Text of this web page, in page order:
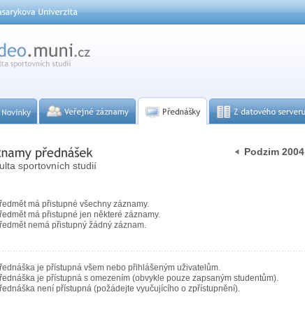
sportovních studií
Podzim 2004
má přistupné všechny záznamy.
má přistupné jen některé záznamy.
nemá přistupný žádný záznam.
je přístupná všem nebo přihlášeným uživatelům.
je přístupná s omezením (obvykle pouze zapsaným studentům).
není přístupná (požádejte vyučujícího o zpřístupnění).